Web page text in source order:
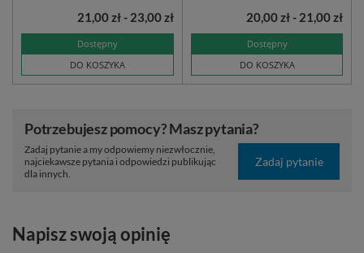
Dostępny
DO KOSZYKA
21,00 zł - 23,00 zł
Dostępny
DO KOSZYKA
20,00 zł - 21,00 zł
Potrzebujesz pomocy? Masz pytania?
Zadaj pytanie a my odpowiemy niezwłocznie,
najciekawsze pytania i odpowiedzi publikując
dla innych.
Zadaj pytanie
Napisz swoją opinię